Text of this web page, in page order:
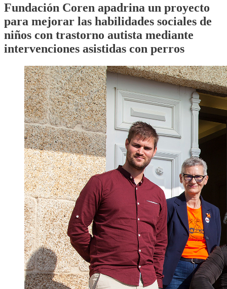
Fundación Coren apadrina un proyecto
para mejorar las habilidades sociales de
niños con trastorno autista mediante
intervenciones asistidas con perros